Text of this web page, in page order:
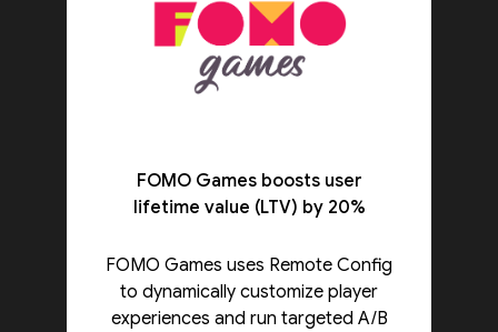
FOMO Games boosts user
lifetime value (LTV) by 20%
FOMO Games uses Remote Config
to dynamically customize player
experiences and run targeted A/B